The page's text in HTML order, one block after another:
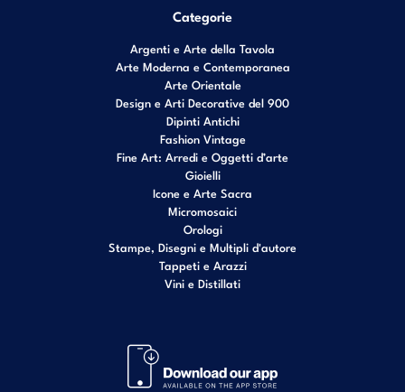
Categorie
Argenti e Arte della Tavola
Arte Moderna e Contemporanea
Arte Orientale
Design e Arti Decorative del 900
Dipinti Antichi
Fashion Vintage
Fine Art: Arredi e Oggetti d’arte
Gioielli
Icone e Arte Sacra
Micromosaici
Orologi
Stampe, Disegni e Multipli d'autore
Tappeti e Arazzi
Vini e Distillati